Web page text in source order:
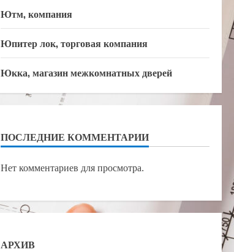
Ютм, компания
Юпитер лок, торговая компания
Юкка, магазин межкомнатных дверей
ПОСЛЕДНИЕ КОММЕНТАРИИ
Нет комментариев для просмотра.
АРХИВ